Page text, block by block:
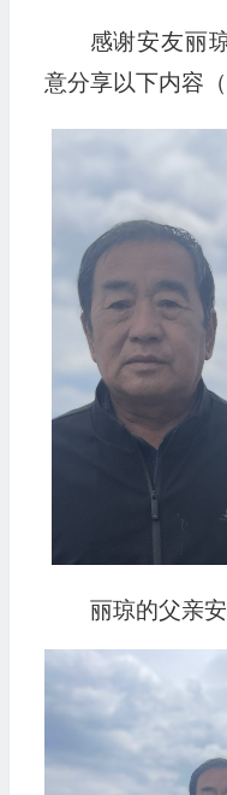
感谢安友丽
意分享以下内容
丽琼的父亲